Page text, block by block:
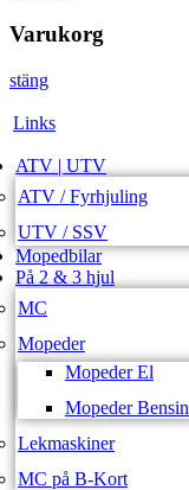
Varukorg
stäng
Links
ATV | UTV
ATV / Fyrhjuling
UTV / SSV
Mopedbilar
På 2 & 3 hjul
MC
Mopeder
Mopeder El
Mopeder Bensin
Lekmaskiner
MC på B-Kort